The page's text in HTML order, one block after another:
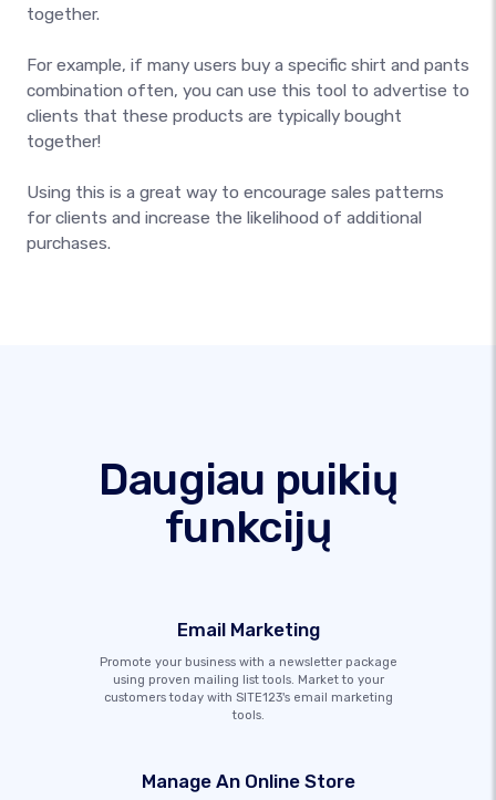
together.
For example, if many users buy a specific shirt and pants
combination often, you can use this tool to advertise to
clients that these products are typically bought
together!
Using this is a great way to encourage sales patterns
for clients and increase the likelihood of additional
purchases.
Daugiau puikių
funkcijų
Email Marketing
Promote your business with a newsletter package
using proven mailing list tools. Market to your
customers today with SITE123's email marketing
tools.
Manage An Online Store